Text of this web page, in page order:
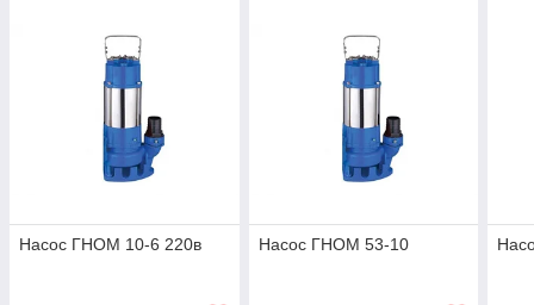
Насос ГНОМ 10-6 220в Насос ГНОМ 53-10